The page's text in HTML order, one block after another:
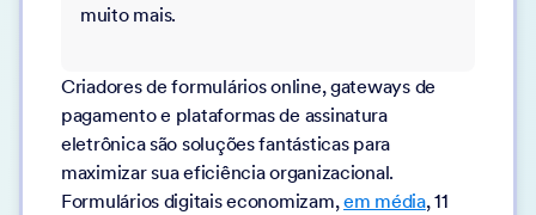
muito mais.
Criadores de formulários online, gateways de
pagamento e plataformas de assinatura
eletrônica são soluções fantásticas para
maximizar sua eficiência organizacional.
Formulários digitais economizam,em média, 11